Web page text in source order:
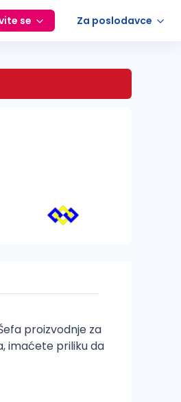
se Za poslodavce
proizvodnje za
imaćete priliku da